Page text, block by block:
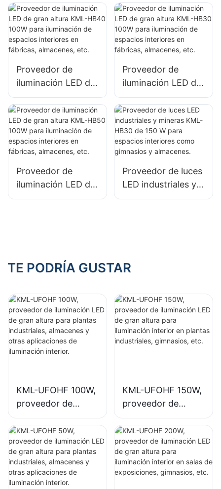
aeropuertos KML-
FL2C, proyector
LED de 750 W
aeropuertos:
reflector LED KML-
FL2C de 1000 W.
Proveedor de
iluminación LED de
gran altura KML-
HB40 100W para
iluminación de
espacios interiores
en fábricas,
Proveedor de
iluminación LED de
gran altura KML-
HB30 100W para
iluminación de
espacios interiores
en fábricas,
Proveedor de
iluminación LED de
gran altura KML-
almacenes, etc.
Proveedor de luces
LED industriales y
mineras KML-HB30
TE PODRÍA GUSTAR
KML-UFOHF 100W,
proveedor de
iluminación LED de
gran altura para
plantas
industriales,
almacenes y otras
aplicaciones de
KML-UFOHF 150W,
proveedor de
iluminación LED de
gran altura para
iluminación interior
en plantas
industriales,